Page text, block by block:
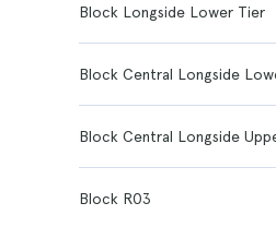
Block Longside Lower Tier
Block Central Longside
Block Central Longside
Block R03